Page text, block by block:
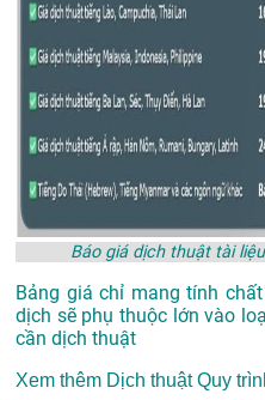
Báo giá dịch thuật tài
Bảng giá chỉ mang tính
dịch sẽ phụ thuộc lớn vào
cần dịch thuật
Xem thêm Dịch thuật Quy